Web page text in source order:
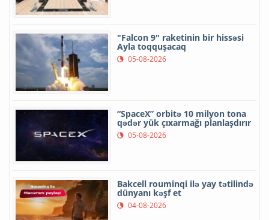
"Falcon 9" raketinin bir hissəsi
Ayla toqquşacaq
05-08-2026
“SpaceX” orbitə 10 milyon tona
qədər yük çıxarmağı planlaşdırır
05-08-2026
Bakcell rouminqi ilə yay tətilində
dünyanı kəşf et
04-08-2026